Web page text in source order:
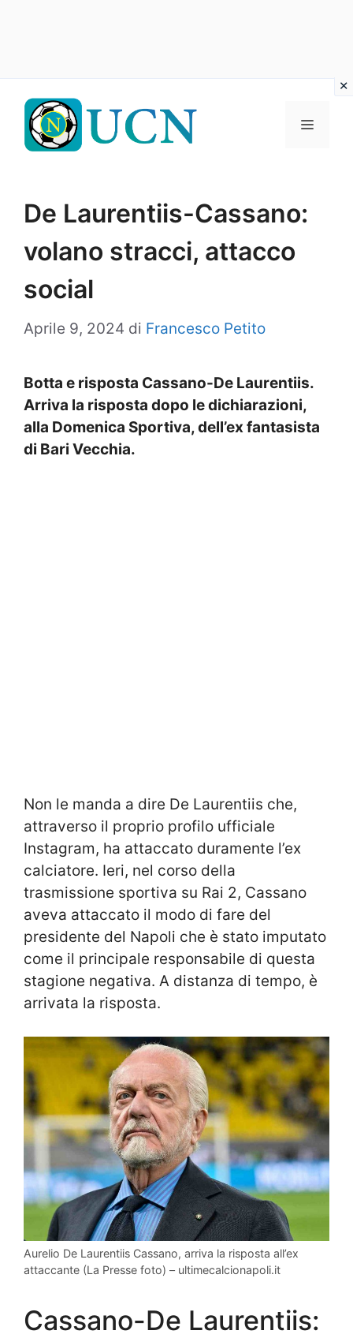
contenuto
Menu
De Laurentiis-Cassano:
volano stracci, attacco
social
Aprile 9, 2024 di Francesco Petito
Botta e risposta Cassano-De Laurentiis.
Arriva la risposta dopo le dichiarazioni,
alla Domenica Sportiva, dell’ex fantasista
di Bari Vecchia.
Non le manda a dire De Laurentiis che,
attraverso il proprio profilo ufficiale
Instagram, ha attaccato duramente l’ex
calciatore. Ieri, nel corso della
trasmissione sportiva su Rai 2, Cassano
aveva attaccato il modo di fare del
presidente del Napoli che è stato imputato
come il principale responsabile di questa
stagione negativa. A distanza di tempo, è
arrivata la risposta.
Aurelio De Laurentiis Cassano, arriva la risposta all’ex
attaccante (La Presse foto) – ultimecalcionapoli.it
Cassano-De Laurentiis: